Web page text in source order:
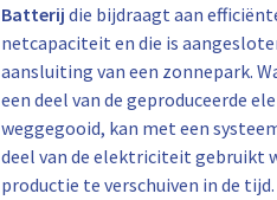
Batterij die bijdraagt aan
netcapaciteit en die is
aansluiting van een zonnepark.
een deel van de geproduceerde
weggegooid, kan met een
deel van de elektriciteit gebruikt
productie te verschuiven in de